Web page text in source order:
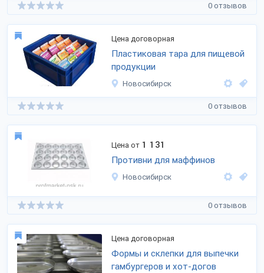
0 отзывов
Цена договорная
Пластиковая тара для пищевой
продукции
Новосибирск
0 отзывов
Цена от 1 131
Противни для маффинов
Новосибирск
0 отзывов
Цена договорная
Формы и склепки для выпечки
гамбургеров и хот-догов